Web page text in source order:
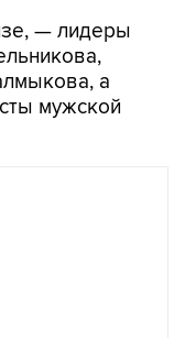
— лидеры
а
мужской